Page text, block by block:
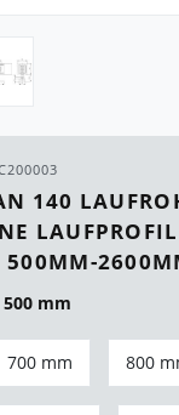
140
LAUFPROFIL
500MM-
500 mm
700 mm 800